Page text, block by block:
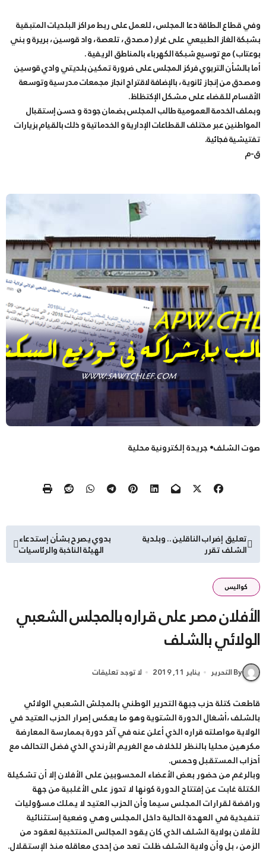
وفي قطاع الطاقة دعا المجلس ، للعمل على ربط مراكز البلديات المتبقية
بشبكة الغاز الطبيعي على غرار ( مصدق ، تلعصة ، واد قوسين ، بريرة و بني
بوعتاب ) مع توسيع شبكة الكهرباء بالمناطق الريفية .
أما بالشأن التربوي فركز المجلس على ضرورة تمكين بلديتي وادي قوسين
ومصدق من إنجاز ثانوية ، بالإضافة لاقتراج انجاز مجمعات مدرسية وتوسعة
الأقسام للقضاء على مشكل الإكتظاظ.
وبملف الخدمة العمومية طالب المجلس بضمان جودة و حسن إستقبال
المواطنين عبر مختلف القطاعات الإدارية و الخدماتية و ذلك بالقيام بزيارات
تفتيشية فجائية.
ق-م
صوت الشلف• جريدة إلكترونية محلية
تصفّح
المقالات
تعليق إضراب الناقلين .. وبلدية
الشلف تقرر
بدوي يصرح بشأن إستدعاء
الهيئة الناخبة والرئاسيات
كواليس
الأفلان مصر على قراره بالمجلس الشعبي
الولائي بالشلف
By التحرير يناير 11, 2019 لا توجد تعليقات
قاطعت كتلة حزب جبهة التحرير الوطني بالمجلش الشعبي الولائي
بالشلف ،أشغال الدورة الشتوية وهو ما يعكس إصرار الحزب العتيد في
الولاية مواصلته قراره الذي أعلن عنه في آخر دورة بممارسة المعارضة
مكرهين محليا بالنظر للخلاف مع الغريم الأرندي الذي فضل التحالف مع
أحزاب المستقبل وحمس.
وبالرغم من حضور بعض الأعضاء المحسوبين على الأفلان إلا أن تشكيلة
الكتلة غابت عن إفتتاح الدورة كونها لا تحوز على الأغلبية من جهة
ورافضة لقرارات المجلس سيما وأن الحزب العتيد لا يملك مسؤوليات
تنفيذية في العهدة الحالية داخل المجلس وهي وضعية إستثنائية
للأفلان بولاية الشلف الذي كان يقود المجالس المنتخبية لعقود من
الزمن ، بل وأن ولاية الشلف ظلت تعد من إحدى معاقله منذ الإستقلال.